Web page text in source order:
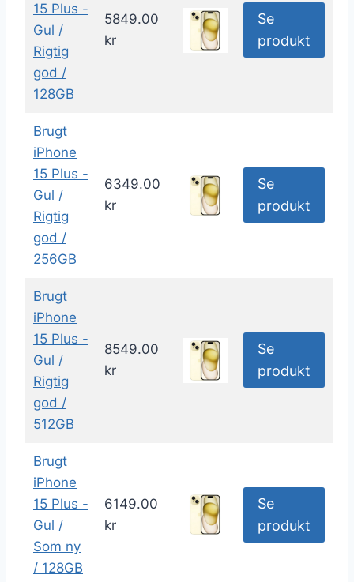
15 Plus -
Gul /
Rigtig
god /
128GB
5849.00
kr
Se
produkt
Brugt
iPhone
15 Plus -
Gul /
Rigtig
god /
256GB
6349.00
kr
Se
produkt
Brugt
iPhone
15 Plus -
Gul /
Rigtig
god /
512GB
8549.00
kr
Se
produkt
Brugt
iPhone
15 Plus -
Gul /
Som ny
/ 128GB
6149.00
kr
Se
produkt